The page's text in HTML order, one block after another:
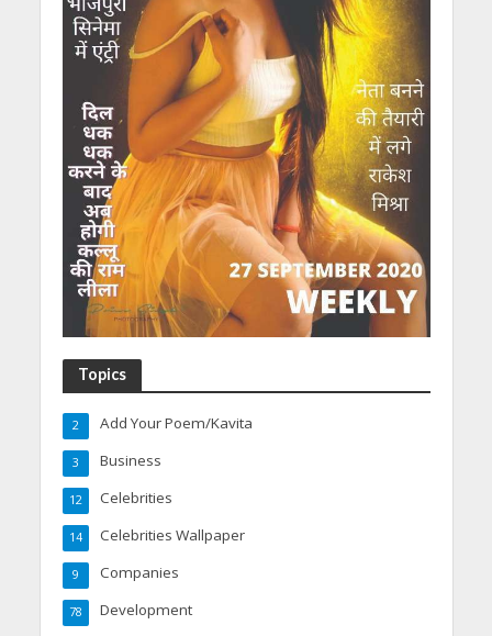
Topics
Add Your Poem/Kavita
2
Business
3
Celebrities
12
Celebrities Wallpaper
14
Companies
9
Development
78